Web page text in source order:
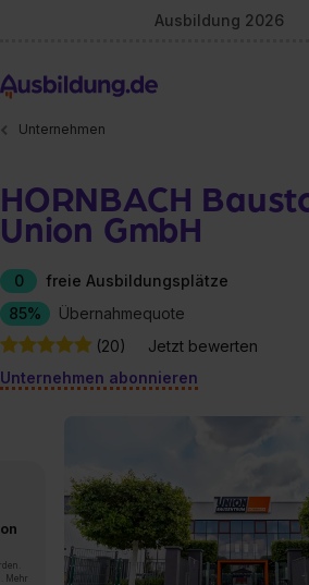
Ausbildung 2026
Unternehmen
HORNBACH
Union GmbH
0
freie Ausbildungsplätze
85%
Übernahmequote
(20)
Jetzt bewerten
Unternehmen abonnieren
Mehr